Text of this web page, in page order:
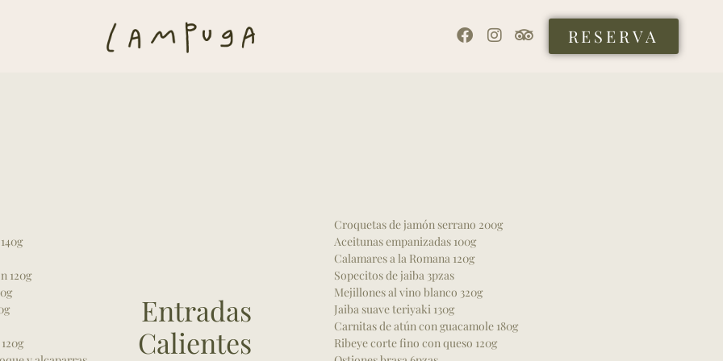
RESERVA
120g
Entradas
Calientes
Croquetas de jamón serrano 200g
Aceitunas empanizadas 100g
Calamares a la Romana 120g
Sopecitos de jaiba 3pzas
Mejillones al vino blanco 320g
Jaiba suave teriyaki 130g
Carnitas de atún con guacamole 180g
Ribeye corte fino con queso 120g